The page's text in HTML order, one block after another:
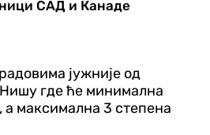
САД и Канаде
јужније од
где ће минимална
а максимална 3 степена